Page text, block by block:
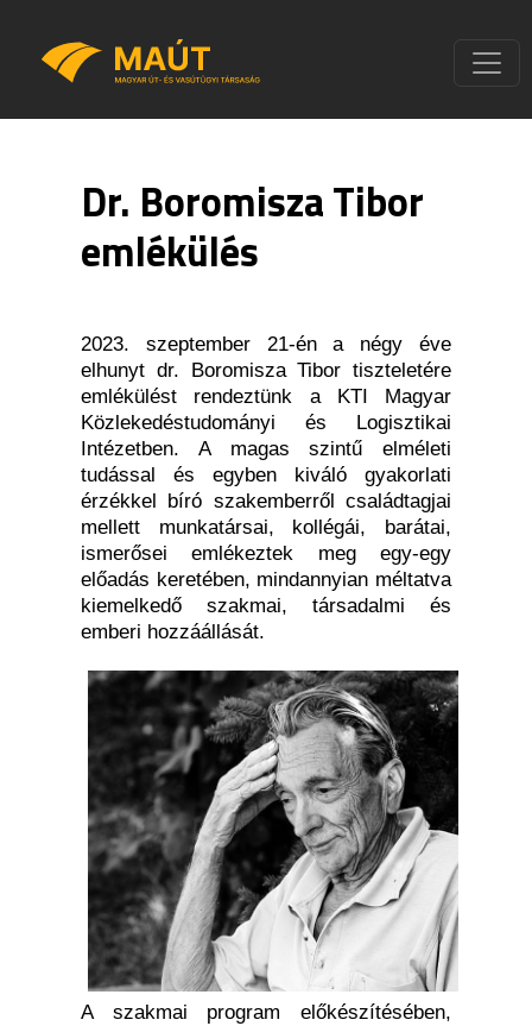
Dr. Boromisza Tibor
emlékülés
2023. szeptember 21-én a négy éve
elhunyt dr. Boromisza Tibor tiszteletére
emlékülést rendeztünk a KTI Magyar
Közlekedéstudományi és Logisztikai
Intézetben. A magas szintű elméleti
tudással és egyben kiváló gyakorlati
érzékkel bíró szakemberről családtagjai
mellett munkatársai, kollégái, barátai,
ismerősei emlékeztek meg egy-egy
előadás keretében, mindannyian méltatva
kiemelkedő szakmai, társadalmi és
emberi hozzáállását.
A szakmai program előkészítésében,